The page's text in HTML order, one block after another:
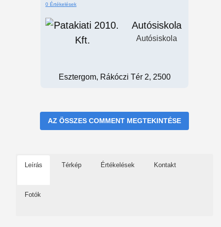
0 Értékelések
Autósiskola
Autósiskola
Esztergom, Rákóczi Tér 2, 2500
AZ ÖSSZES COMMENT MEGTEKINTÉSE
Leírás Térkép Értékelések Kontakt
Fotók